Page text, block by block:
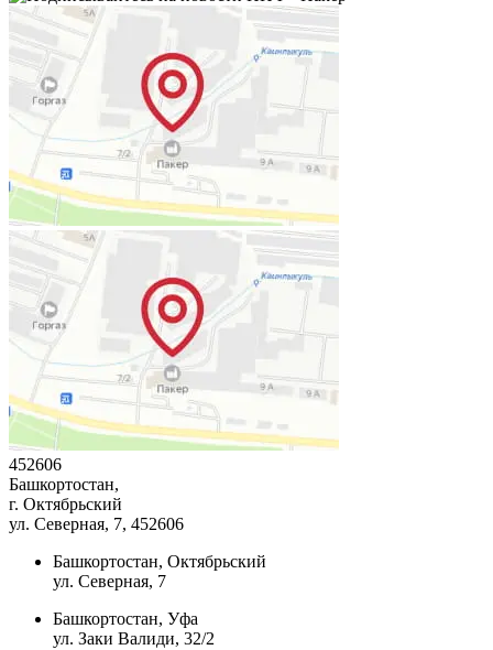
452606
Башкортостан,
г. Октябрьский
ул. Северная, 7, 452606
Башкортостан, Октябрьский
ул. Северная, 7
Башкортостан, Уфа
ул. Заки Валиди, 32/2